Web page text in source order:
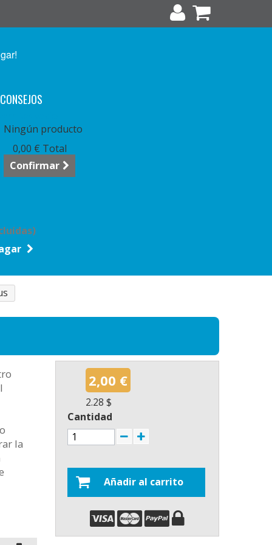
CONSEJOS
Ningún producto
0,00 € Total
Confirmar
la
2,00 €
2.28 $
Cantidad
Añadir al carrito